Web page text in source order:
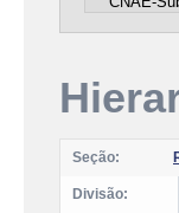
Seção:
Divisão: